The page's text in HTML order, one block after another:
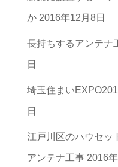
リ
ー
一
か 2016年12月8日
長持ちするアンテナ
日
埼玉住まい
日
江戸川区のハウセッ
アンテナ工事 2016